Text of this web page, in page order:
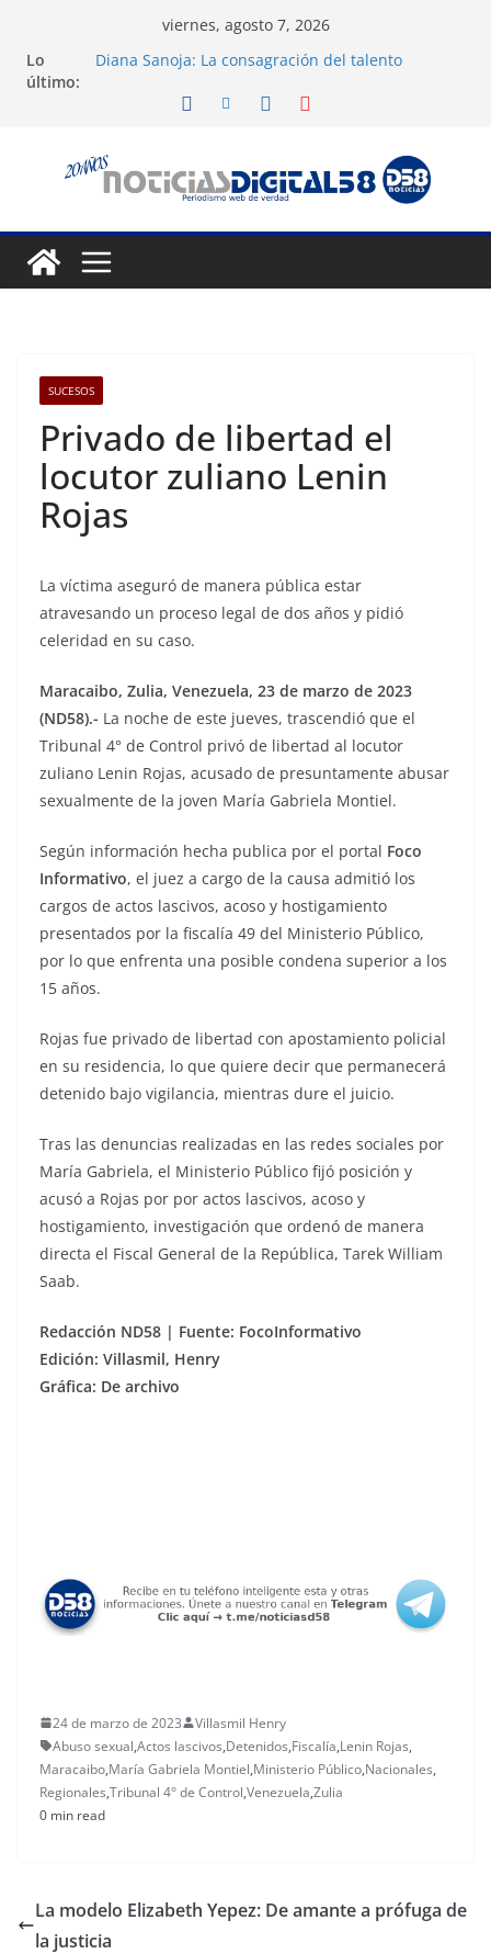
contenido
viernes, agosto 7, 2026
Lo
último:
Diana Sanoja: La consagración del talento
Venezuela: 40 extranjeros continúan como presos
en varios municipios
Nueva tienda de dermocosmética Vida Gloss abre
Liga FutVe: Rayo Zuliano busca redimirse en su
feudo
SUCESOS
Privado de libertad el
locutor zuliano Lenin
Rojas
La víctima aseguró de manera pública estar
atravesando un proceso legal de dos años y pidió
celeridad en su caso.
Maracaibo, Zulia, Venezuela, 23 de marzo de 2023
(ND58).- La noche de este jueves, trascendió que el
Tribunal 4° de Control privó de libertad al locutor
zuliano Lenin Rojas, acusado de presuntamente abusar
sexualmente de la joven María Gabriela Montiel.
Según información hecha publica por el portal Foco
Informativo, el juez a cargo de la causa admitió los
cargos de actos lascivos, acoso y hostigamiento
presentados por la fiscalía 49 del Ministerio Público,
por lo que enfrenta una posible condena superior a los
15 años.
Rojas fue privado de libertad con apostamiento policial
en su residencia, lo que quiere decir que permanecerá
detenido bajo vigilancia, mientras dure el juicio.
Tras las denuncias realizadas en las redes sociales por
María Gabriela, el Ministerio Público fijó posición y
acusó a Rojas por por actos lascivos, acoso y
hostigamiento, investigación que ordenó de manera
directa el Fiscal General de la República, Tarek William
Saab.
Redacción ND58 | Fuente: FocoInformativo
Edición: Villasmil, Henry
Gráfica: De archivo
24 de marzo de 2023
Villasmil Henry
Abuso sexual,Actos lascivos,Detenidos,Fiscalía,Lenin Rojas,
Maracaibo,María Gabriela Montiel,Ministerio Público,Nacionales,
Regionales,Tribunal 4° de Control,Venezuela,Zulia
0 min read
La modelo Elizabeth Yepez: De amante a prófuga de
la justicia